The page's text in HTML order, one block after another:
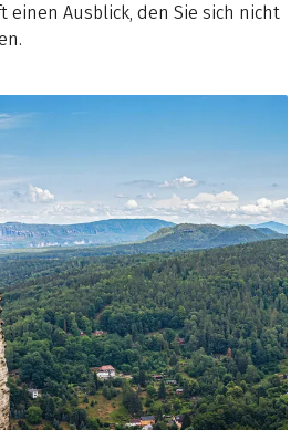
einen Ausblick, den Sie sich nicht